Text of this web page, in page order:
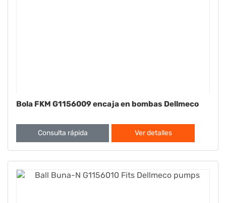
Bola FKM G1156009 encaja en bombas Dellmeco
Consulta rápida Ver detalles